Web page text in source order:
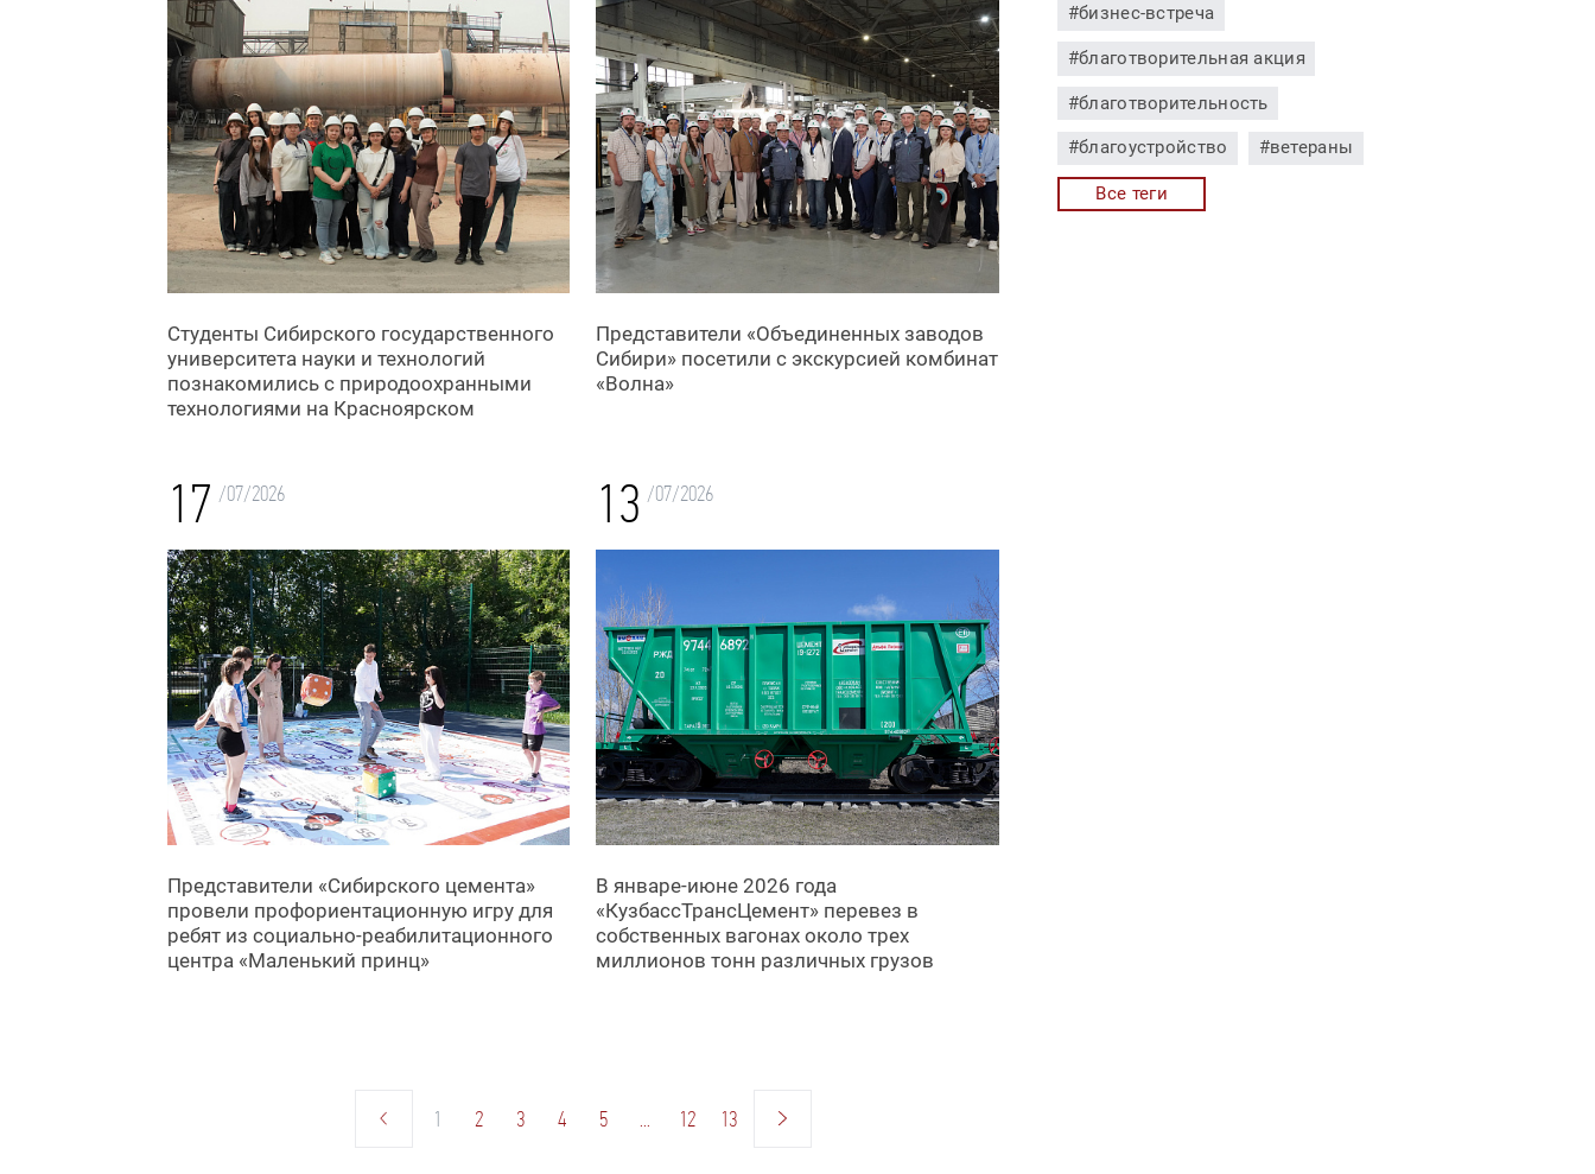
Студенты Сибирского государственного
университета науки и технологий
познакомились с природоохранными
технологиями на Красноярском
Представители «Объединенных заводов
Сибири» посетили с экскурсией комбинат
«Волна»
17 /07/2026
Представители «Сибирского цемента»
провели профориентационную игру для
ребят из социально-реабилитационного
центра «Маленький принц»
13 /07/2026
В январе-июне 2026 года
«КузбассТрансЦемент» перевез в
собственных вагонах около трех
миллионов тонн различных грузов
1 2 3 4 5 ... 12 13
#бизнес-встреча
#благотворительная акция
#благотворительность
#благоустройство #ветераны
#визиты
Все теги